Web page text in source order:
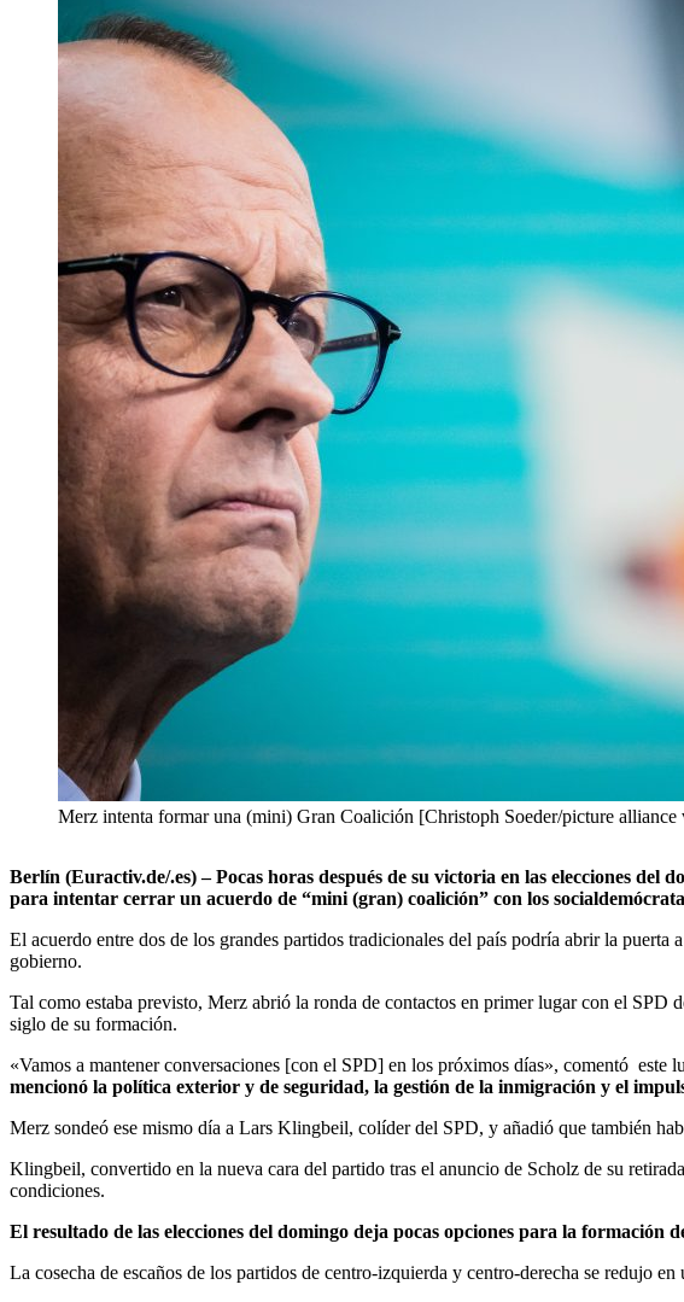
Merz intenta formar una (mini) Gran Coalición [Christoph Soeder/picture alliance
Berlín (Euractiv.de/.es) – Pocas horas después de su victoria en las elecciones
para intentar cerrar un acuerdo de “mini (gran) coalición” con los
El acuerdo entre dos de los grandes partidos tradicionales del país podría abrir la
gobierno.
Tal como estaba previsto, Merz abrió la ronda de contactos en primer lugar con el
siglo de su formación.
«Vamos a mantener conversaciones [con el SPD] en los próximos días», comentó este
mencionó la política exterior y de seguridad, la gestión de la inmigración y el
Merz sondeó ese mismo día a Lars Klingbeil, colíder del SPD, y añadió que también
Klingbeil, convertido en la nueva cara del partido tras el anuncio de Scholz de su
condiciones.
El resultado de las elecciones del domingo deja pocas opciones para la formación
La cosecha de escaños de los partidos de centro-izquierda y centro-derecha se redujo